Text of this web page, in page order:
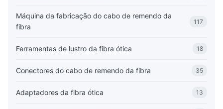
Máquina da fabricação do cabo de remendo da
fibra
117
Ferramentas de lustro da fibra ótica 18
Conectores do cabo de remendo da fibra 35
Adaptadores da fibra ótica 13